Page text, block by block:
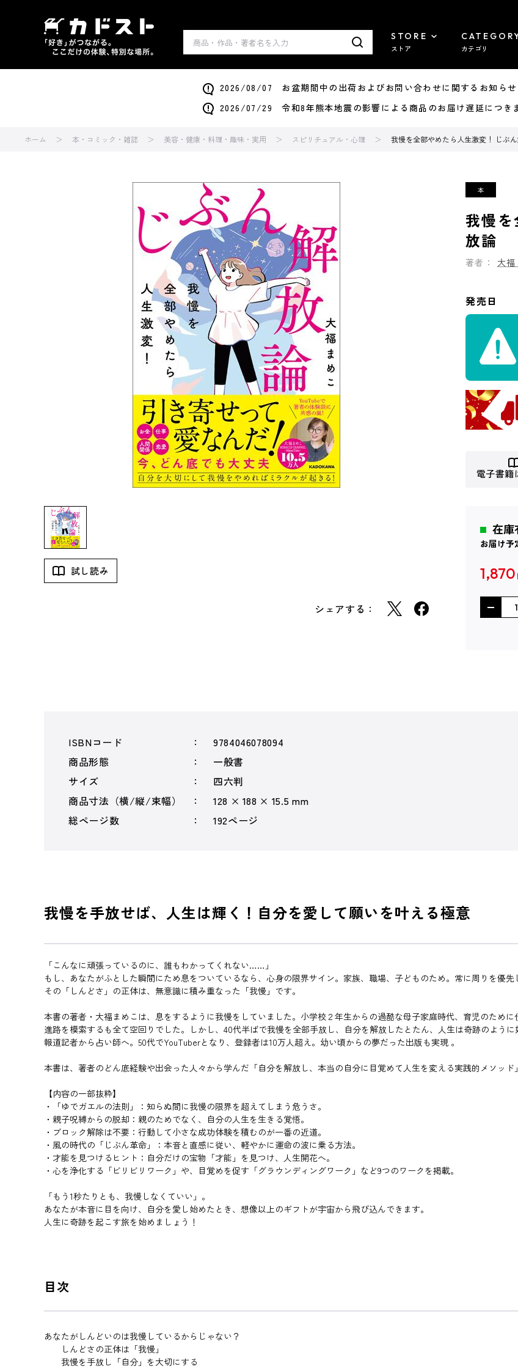
STORE
ストア カテゴリ
2026/08/07 お盆期間中の出荷およびお問い合わせに関するお知らせ
2026/07/29 令和8年熊本地震の影響による商品のお届け遅延につき
ホーム 本・コミック・雑誌 美容・健康・料理・趣味・実用 スピリチュアル・心理 我慢を全部やめたら人生激変！ じぶ
試し読み
シェアする：
我慢
放論
著者： 大
発売日
電子書籍
在庫
お届け予
1,870
ISBNコード
9784046078094
商品形態
一般書
サイズ
四六判
商品寸法（横/縦/束幅）
128 × 188 × 15.5 mm
総ページ数
192ページ
我慢を手放せば、人生は輝く！自分を愛して願いを叶える極意
「こんなに頑張っているのに、誰もわかってくれない……」
もし、あなたがふとした瞬間にため息をついているなら、心身の限界サイン。家族、職場、子どものため。常に周りを優
その「しんどさ」の正体は、無意識に積み重なった「我慢」です。
本書の著者・大福まめこは、息をするように我慢をしていました。小学校２年生からの過酷な母子家庭時代、育児のために
進路を模索するも全て空回りでした。しかし、40代半ばで我慢を全部手放し、自分を解放したとたん、人生は奇跡のように
報道記者から占い師へ。50代でYouTuberとなり、登録者は10万人超え。幼い頃からの夢だった出版も実現 。
本書は、著者のどん底経験や出会った人々から学んだ「自分を解放し、本当の自分に目覚めて人生を変える実践的メソッド
【内容の一部抜粋】
・「ゆでガエルの法則」：知らぬ間に我慢の限界を超えてしまう危うさ。
・親子呪縛からの脱却：親のためでなく、自分の人生を生きる覚悟。
・ブロック解除は不要：行動して小さな成功体験を積むのが一番の近道。
・風の時代の「じぶん革命」：本音と直感に従い、軽やかに運命の波に乗る方法。
・才能を見つけるヒント：自分だけの宝物「才能」を見つけ、人生開花へ。
・心を浄化する「ビリビリワーク」や、目覚めを促す「グラウンディングワーク」など9つのワークを掲載。
「もう1秒たりとも、我慢しなくていい」。
あなたが本音に目を向け、自分を愛し始めたとき、想像以上のギフトが宇宙から飛び込んできます。
人生に奇跡を起こす旅を始めましょう！
目次
あなたがしんどいのは我慢しているからじゃない？
しんどさの正体は「我慢」
我慢を手放し「自分」を大切にする